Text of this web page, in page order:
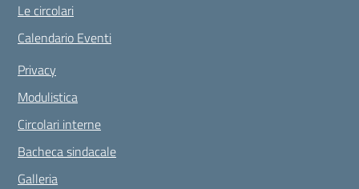
Le circolari
Calendario Eventi
Privacy
Modulistica
Circolari interne
Bacheca sindacale
Galleria